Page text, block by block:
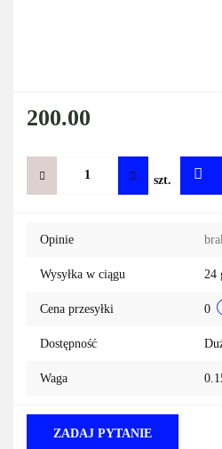
200.00
szt.
Opinie
Wysyłka w ciągu 24
Cena przesyłki 0
Dostępność
Waga
ZADAJ PYTANIE